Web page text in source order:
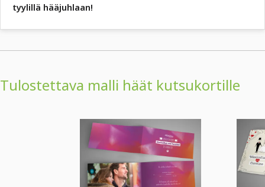
tyylillä hääjuhlaan!
Tulostettava malli häät kutsukortille